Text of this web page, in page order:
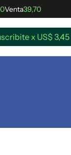
Venta39,70
x US$ 3,45